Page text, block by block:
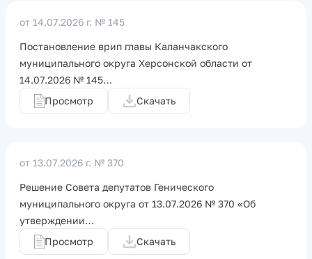
от 14.07.2026 г. № 145
Постановление врип главы Каланчакского
муниципального округа Херсонской области от
14.07.2026 № 145…
Просмотр
Скачать
от 13.07.2026 г. № 370
Решение Совета депутатов Генического
муниципального округа от 13.07.2026 № 370 «Об
утверждении…
Просмотр
Скачать